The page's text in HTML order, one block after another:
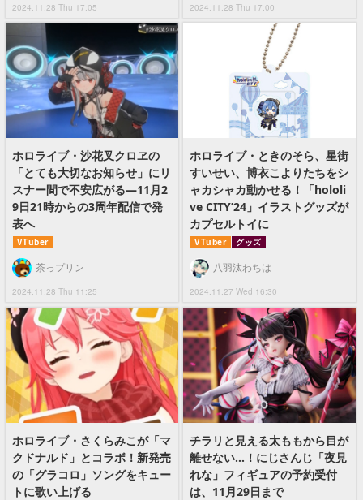
2024.11.28 Thu 17:05 2024.11.28 Thu 17:00
ホロライブ・沙花叉クロヱの
「とても大切なお知らせ」にリ
スナー間で不安広がる―11月2
9日21時からの3周年配信で発
表へ
VTuber
2024.11.28 Thu 11:25
茶っプリン
ホロライブ・ときのそら、星街
すいせい、博衣こよりたちをシ
ャカシャカ動かせる！「hololi
ve CITY’24」イラストグッズが
カプセルトイに
VTuber グッズ
2024.11.27 Wed 16:30
八羽汰わちは
ホロライブ・さくらみこが「マ
クドナルド」とコラボ！新発売
の「グラコロ」ソングをキュー
トに歌い上げる
チラリと見える太ももから目が
離せない…！にじさんじ「夜見
れな」フィギュアの予約受付
は、11月29日まで